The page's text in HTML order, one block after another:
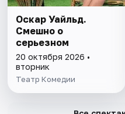
Оскар Уайльд.
Смешно о
серьезном
20 октября 2026 •
вторник
Театр Комедии